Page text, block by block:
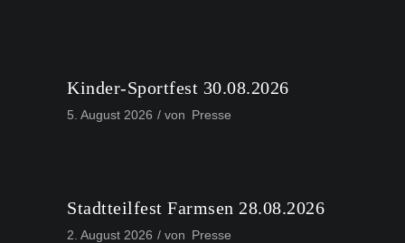
Kinder-Sportfest 30.08.2026
5. August 2026 von Presse
Stadtteilfest Farmsen 28.08.2026
2. August 2026 von Presse